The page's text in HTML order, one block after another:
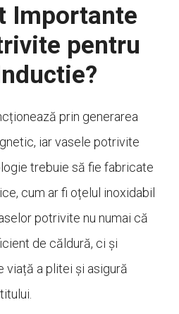
Importante
pentru
prin generarea
iar vasele potrivite
trebuie să fie fabricate
cum ar fi oțelul inoxidabil
potrivite nu numai că
de căldură, ci și
viață a plitei și asigură